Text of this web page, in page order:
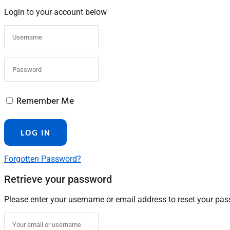
Login to your account below
Remember Me
Forgotten Password?
Retrieve your password
Please enter your username or email address to reset your